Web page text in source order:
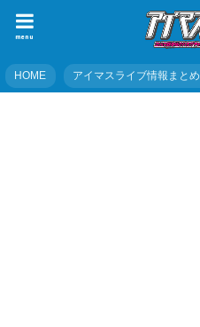
menu
HOME アイマスライブ情報まとめ